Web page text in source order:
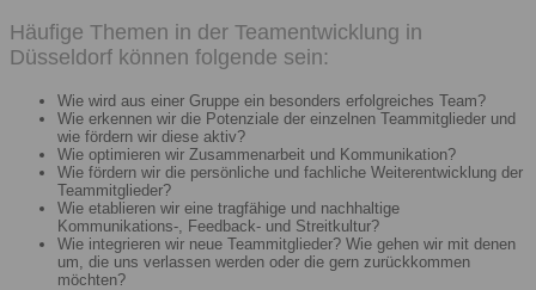
Häufige Themen in der Teamentwicklung in
Düsseldorf können folgende sein:
Wie wird aus einer Gruppe ein besonders erfolgreiches Team?
Wie erkennen wir die Potenziale der einzelnen Teammitglieder und
wie fördern wir diese aktiv?
Wie optimieren wir Zusammenarbeit und Kommunikation?
Wie fördern wir die persönliche und fachliche Weiterentwicklung der
Teammitglieder?
Wie etablieren wir eine tragfähige und nachhaltige
Kommunikations-, Feedback- und Streitkultur?
Wie integrieren wir neue Teammitglieder? Wie gehen wir mit denen
um, die uns verlassen werden oder die gern zurückkommen
möchten?